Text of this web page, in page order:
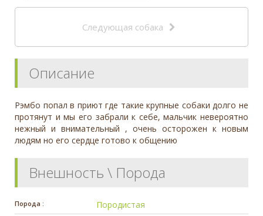
Следующая собака
Описание
Рэмбо попал в приют где такие крупные собаки долго не
протянут и мы его забрали к себе, мальчик невероятно
нежный и внимательный , очень осторожен к новым
людям но его сердце готово к общению
Внешность \ Порода
Порода : Породистая